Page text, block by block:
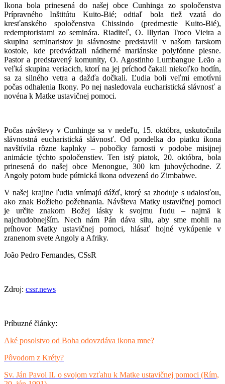
Ikona bola prinesená do našej obce Cunhinga zo spoločenstva
Prípravného Inštitútu Kuito-Bié; odtiaľ bola tiež vzatá do
kresťanského spoločenstva Chissindo (predmestie Kuito-Bié),
redemptoristami zo seminára. Riaditeľ, O. Illyrian Troco Vieira a
skupina seminaristov ju slávnostne predstavili v našom farskom
kostole, kde predvádzali nádherné mariánske polyfónne piesne.
Pastor a predstavený komunity, O. Agostinho Lumbangue Leão a
veľká skupina veriacich, ktorí na jej príchod čakali niekoľko hodín,
sa za silného vetra a dažďa dočkali. Ľudia boli veľmi emotívni
počas odhalenia Ikony. Po nej nasledovala eucharistická slávnosť a
novéna k Matke ustavičnej pomoci.
Počas návštevy v Cunhinge sa v nedeľu, 15. októbra, uskutočnila
slávnostná eucharistická slávnosť. Od pondelka do piatku ikona
navštívila rôzne kaplnky – pobočky farnosti v podobe misijnej
animácie týchto spoločenstiev. Ten istý piatok, 20. októbra, bola
prinesená do našej obce Menongue, 300 km juhovýchodne. Z
Angoly potom bude pútnická ikona odvezená do Zimbabwe.
V našej krajine ľudia vnímajú dážď, ktorý sa zhoduje s udalosťou,
ako znak Božieho požehnania. Návšteva Matky ustavičnej pomoci
je určite znakom Božej lásky k svojmu ľudu – najmä k
najchudobnejším. Nech nám Pán dáva silu, aby sme mohli na
príhovor Matky ustavičnej pomoci, hlásať hojné vykúpenie v
zranenom svete Angoly a Afriky.
João Pedro Fernandes, CSsR
Zdroj: cssr.news
Príbuzné články:
Aké posolstvo od Boha odovzdáva ikona mne?
Pôvodom z Kréty?
Sv. Ján Pavol II. o svojom vzťahu k Matke ustavičnej pomoci (Rím,